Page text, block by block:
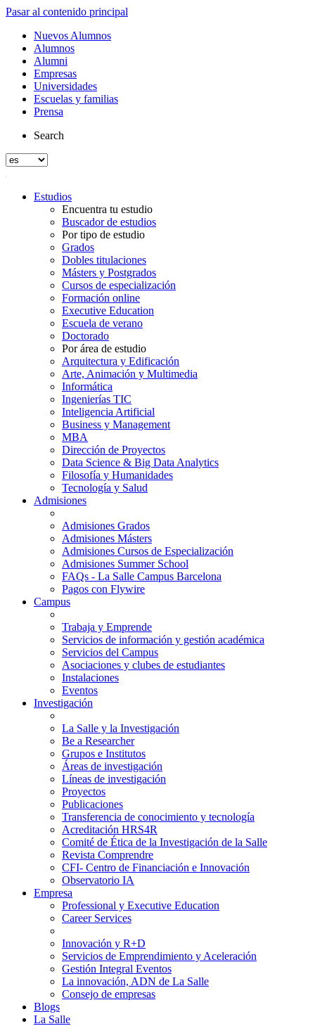
Pasar al contenido principal
Nuevos Alumnos
Alumnos
Alumni
Empresas
Universidades
Escuelas y familias
Prensa
Search
Estudios
Encuentra tu estudio
Buscador de estudios
Por tipo de estudio
Grados
Dobles titulaciones
Másters y Postgrados
Cursos de especialización
Formación online
Executive Education
Escuela de verano
Doctorado
Por área de estudio
Arquitectura y Edificación
Arte, Animación y Multimedia
Informática
Ingenierías TIC
Inteligencia Artificial
Business y Management
MBA
Dirección de Proyectos
Data Science & Big Data Analytics
Filosofía y Humanidades
Tecnología y Salud
Admisiones
Admisiones Grados
Admisiones Másters
Admisiones Cursos de Especialización
Admisiones Summer School
FAQs - La Salle Campus Barcelona
Pagos con Flywire
Campus
Trabaja y Emprende
Servicios de información y gestión académica
Servicios del Campus
Asociaciones y clubes de estudiantes
Instalaciones
Eventos
Investigación
La Salle y la Investigación
Be a Researcher
Grupos e Institutos
Áreas de investigación
Líneas de investigación
Proyectos
Publicaciones
Transferencia de conocimiento y tecnología
Acreditación HRS4R
Comité de Ética de la Investigación de la Salle
Revista Comprendre
CFI- Centro de Financiación e Innovación
Observatorio IA
Empresa
Professional y Executive Education
Career Services
Innovación y R+D
Servicios de Emprendimiento y Aceleración
Gestión Integral Eventos
La innovación, ADN de La Salle
Consejo de empresas
Blogs
La Salle